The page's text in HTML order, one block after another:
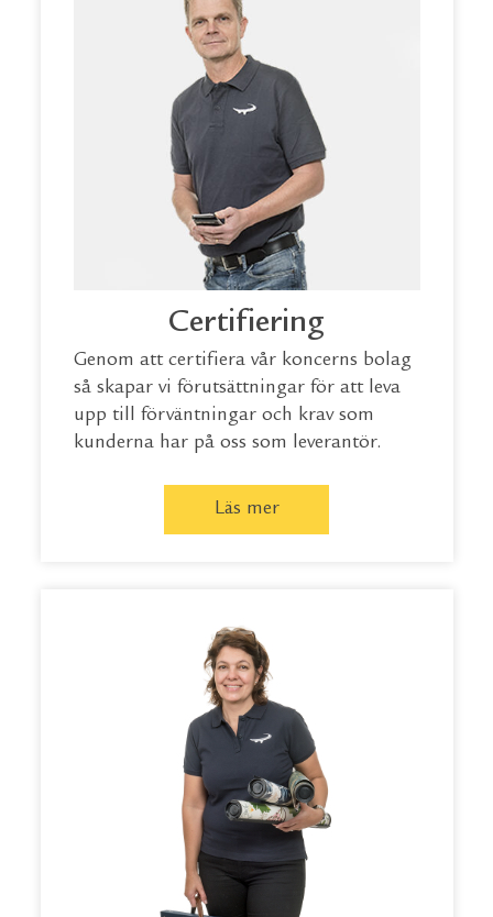
Certifiering
Genom att certifiera vår koncerns bolag
så skapar vi förutsättningar för att leva
upp till förväntningar och krav som
kunderna har på oss som leverantör.
Läs mer